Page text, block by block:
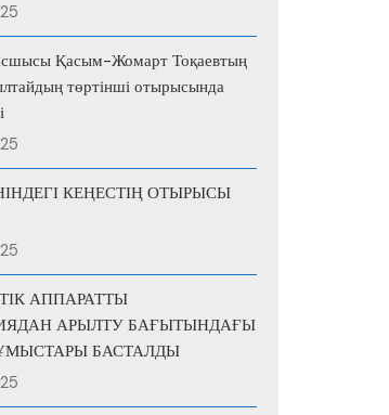
Қасым-Жомарт Тоқаевтың
төртінші отырысында
КЕҢЕСТІҢ ОТЫРЫСЫ
АППАРАТТЫ
АРЫЛТУ БАҒЫТЫНДАҒЫ
БАСТАЛДЫ